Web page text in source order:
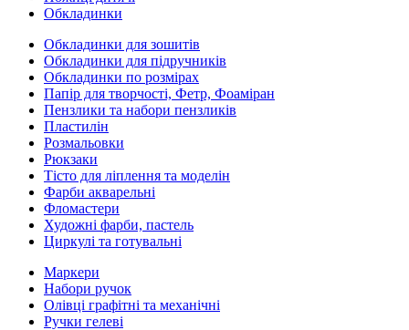
Обкладинки
Обкладинки для зошитів
Обкладинки для підручників
Обкладинки по розмірах
Папір для творчості, Фетр, Фоаміран
Пензлики та набори пензликів
Пластилін
Розмальовки
Рюкзаки
Тісто для ліплення та моделін
Фарби акварельні
Фломастери
Художні фарби, пастель
Циркулі та готувальні
Маркери
Набори ручок
Олівці графітні та механічні
Ручки гелеві